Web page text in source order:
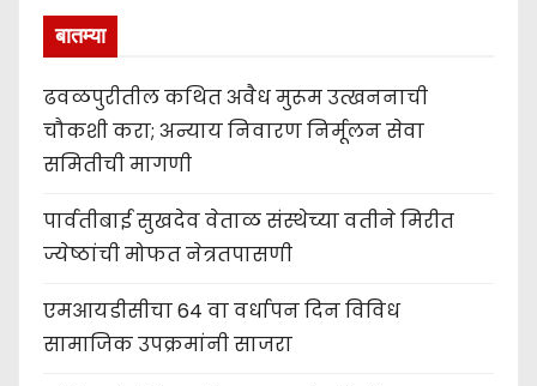
बातम्या
ढवळपुरीतील कथित अवैध मुरूम उत्खननाची
चौकशी करा; अन्याय निवारण निर्मूलन सेवा
समितीची मागणी
पार्वतीबाई सुखदेव वेताळ संस्थेच्या वतीने मिरीत
ज्येष्ठांची मोफत नेत्रतपासणी
एमआयडीसीचा 64 वा वर्धापन दिन विविध
सामाजिक उपक्रमांनी साजरा